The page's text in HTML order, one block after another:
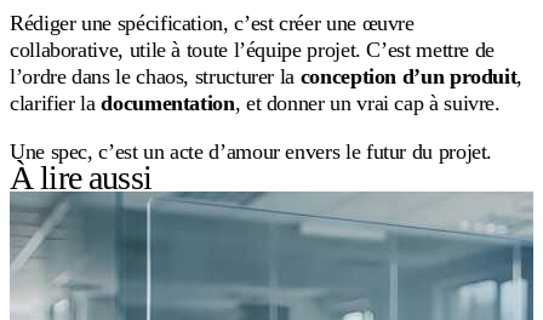
Rédiger une spécification, c’est créer une œuvre
collaborative, utile à toute l’équipe projet. C’est mettre de
l’ordre dans le chaos, structurer la conception d’un produit,
clarifier ladocumentation, et donner un vrai cap à suivre.
Une spec, c’est un acte d’amour envers le futur du projet.
À lire aussi